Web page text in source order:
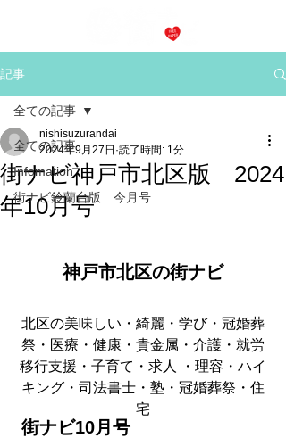
記事
全ての記事
Infomation
街ナビ鈴蘭台版 今月号
全ての記事
街ナビ神戸市北区版 2024
年10月号
nishisuzurandai
2024年9月27日 読了時間: 1分
神戸市北区の街ナビ
北区の美味しい・綺麗・学び・冠婚葬
祭・医療・健康・貴金属・介護・就労
移行支援・子育て・求人 ・理容・ハイ
キング・司法書士・塾・冠婚葬祭・住
宅
街ナビ10月号